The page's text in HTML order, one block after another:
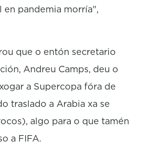
pandemia morría",
que o entón secretario
Andreu Camps, deu o
a Supercopa fóra de
traslado a Arabia xa se
algo para o que tamén
a FIFA.